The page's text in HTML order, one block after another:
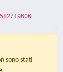
19606
sono stati